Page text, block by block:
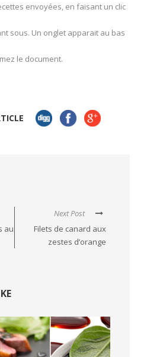
envoyées, en faisant un clic
sous. Un onglet apparait au bas
le document.
au
Next Post
Filets de canard aux
zestes d’orange